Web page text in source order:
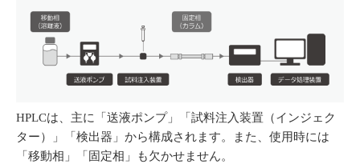
HPLCは、主に「送液ポンプ」「試料注入装置（インジェク
ター）」「検出器」から構成されます。また、使用時には
「移動相」「固定相」も欠かせません。